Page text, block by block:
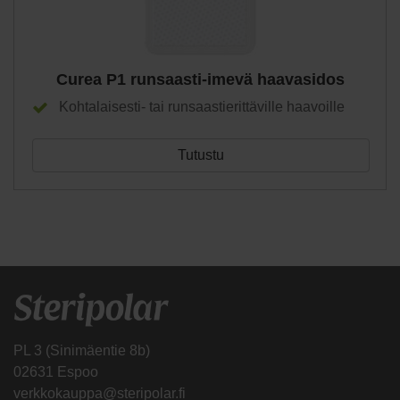
Curea P1 runsaasti-imevä haavasidos
Kohtalaisesti- tai runsaastierittäville haavoille
Tutustu
PL 3 (Sinimäentie 8b)
02631 Espoo
verkkokauppa@steripolar.fi